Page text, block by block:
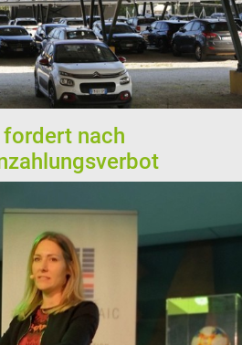
fordert nach